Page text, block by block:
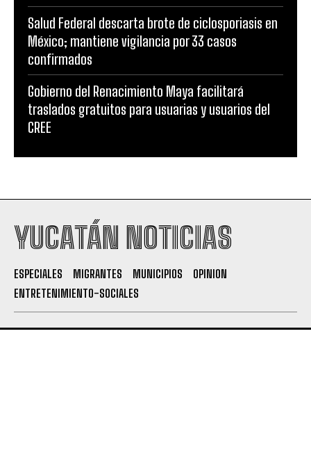
Salud Federal descarta brote de ciclosporiasis en
México; mantiene vigilancia por 33 casos
confirmados
Gobierno del Renacimiento Maya facilitará
traslados gratuitos para usuarias y usuarios del
CREE
YUCATÁN NOTICIAS
ESPECIALES MIGRANTES MUNICIPIOS
OPINION
ENTRETENIMIENTO-SOCIALES